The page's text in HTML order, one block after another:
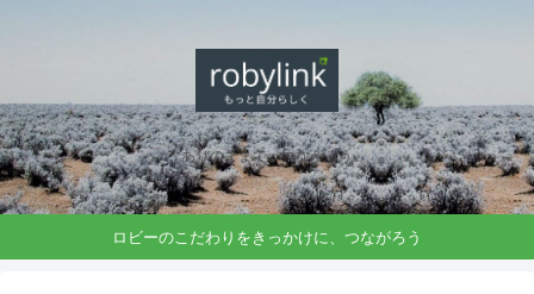
ありのままで、つながろう
ロビーのこだわりをきっかけに、つながろう